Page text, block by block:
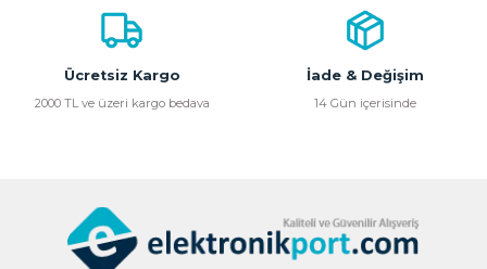
Ürün bilgilerinde hatalar bulunuyor.
Ürün fiyatı diğer sitelerden daha pahalı.
Bu ürüne benzer farklı alternatifler olmalı.
Ücretsiz Kargo
2000 TL ve üzeri kargo bedava
İade & Değişim
14 Gün içerisinde